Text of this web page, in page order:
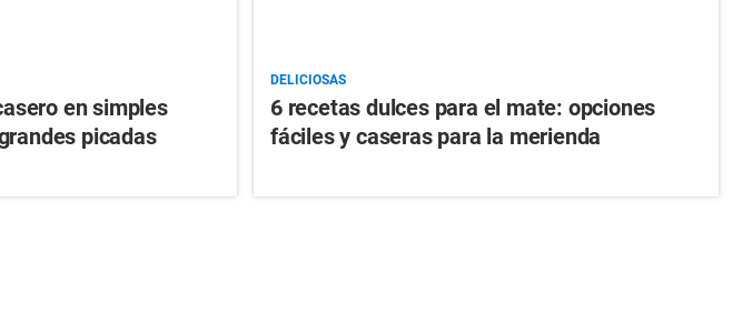
en simples
picadas
DELICIOSAS
6 recetas dulces para el mate: opciones
fáciles y caseras para la merienda